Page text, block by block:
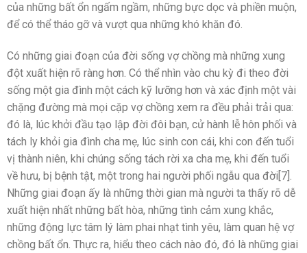
của những bất ổn ngấm ngầm, những bực dọc và phiền muộn,
để có thể tháo gỡ và vượt qua những khó khăn đó.
Có những giai đoạn của đời sống vợ chồng mà những xung
đột xuất hiện rõ ràng hơn. Có thể nhìn vào chu kỳ đi theo đời
sống một gia đình một cách kỹ lưỡng hơn và xác định một vài
chặng đường mà mọi cặp vợ chồng xem ra đều phải trải qua:
đó là, lúc khởi đầu tạo lập đời đôi bạn, cử hành lễ hôn phối và
tách ly khỏi gia đình cha mẹ, lúc sinh con cái, khi con đến tuổi
vị thành niên, khi chúng sống tách rời xa cha mẹ, khi đến tuổi
về hưu, bị bệnh tật, một trong hai người phối ngẫu qua đời[7].
Những giai đoạn ấy là những thời gian mà người ta thấy rõ dễ
xuất hiện nhất những bất hòa, những tình cảm xung khắc,
những động lực tâm lý làm phai nhạt tình yêu, làm quan hệ vợ
chồng bất ổn. Thực ra, hiểu theo cách nào đó, đó là những giai